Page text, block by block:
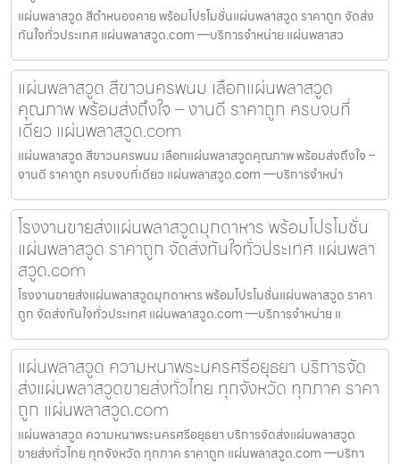
แผ่นพลาสวูด สีดำหนองคาย พร้อมโปรโมชั่นแผ่นพลาสวูด ราคาถูก จัดส่ง
ทันใจทั่วประเทศ แผ่นพลาสวูด.com —บริการจำหน่าย แผ่นพลาสว
แผ่นพลาสวูด สีขาวนครพนม เลือกแผ่นพลาสวูด
คุณภาพ พร้อมส่งถึงใจ – งานดี ราคาถูก ครบจบที่
เดียว แผ่นพลาสวูด.com
แผ่นพลาสวูด สีขาวนครพนม เลือกแผ่นพลาสวูดคุณภาพ พร้อมส่งถึงใจ –
งานดี ราคาถูก ครบจบที่เดียว แผ่นพลาสวูด.com —บริการจำหน่า
โรงงานขายส่งแผ่นพลาสวูดมุกดาหาร พร้อมโปรโมชั่น
แผ่นพลาสวูด ราคาถูก จัดส่งทันใจทั่วประเทศ แผ่นพลา
สวูด.com
โรงงานขายส่งแผ่นพลาสวูดมุกดาหาร พร้อมโปรโมชั่นแผ่นพลาสวูด ราคา
ถูก จัดส่งทันใจทั่วประเทศ แผ่นพลาสวูด.com —บริการจำหน่าย แ
แผ่นพลาสวูด ความหนาพระนครศรีอยุธยา บริการจัด
ส่งแผ่นพลาสวูดขายส่งทั่วไทย ทุกจังหวัด ทุกภาค ราคา
ถูก แผ่นพลาสวูด.com
แผ่นพลาสวูด ความหนาพระนครศรีอยุธยา บริการจัดส่งแผ่นพลาสวูด
ขายส่งทั่วไทย ทุกจังหวัด ทุกภาค ราคาถูก แผ่นพลาสวูด.com —บริกา